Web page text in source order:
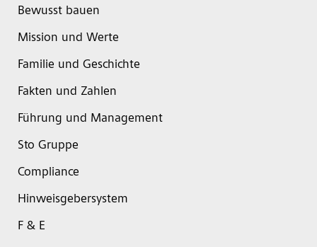
Bewusst bauen
Mission und Werte
Familie und Geschichte
Fakten und Zahlen
Führung und Management
Sto Gruppe
Compliance
Hinweisgebersystem
F & E